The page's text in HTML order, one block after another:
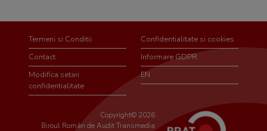
Termeni si Conditii
Contact
Modifica setari
confidentialitate
Confidentialitate si cookies
Informare GDPR
EN
Copyright© 2026
Biroul Român de Audit Transmedia